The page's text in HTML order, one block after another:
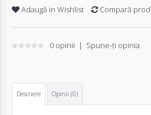
Adaugă in Wishlist
Compară
0 opinii | Spune-ţi opinia
Descriere Opinii (0)